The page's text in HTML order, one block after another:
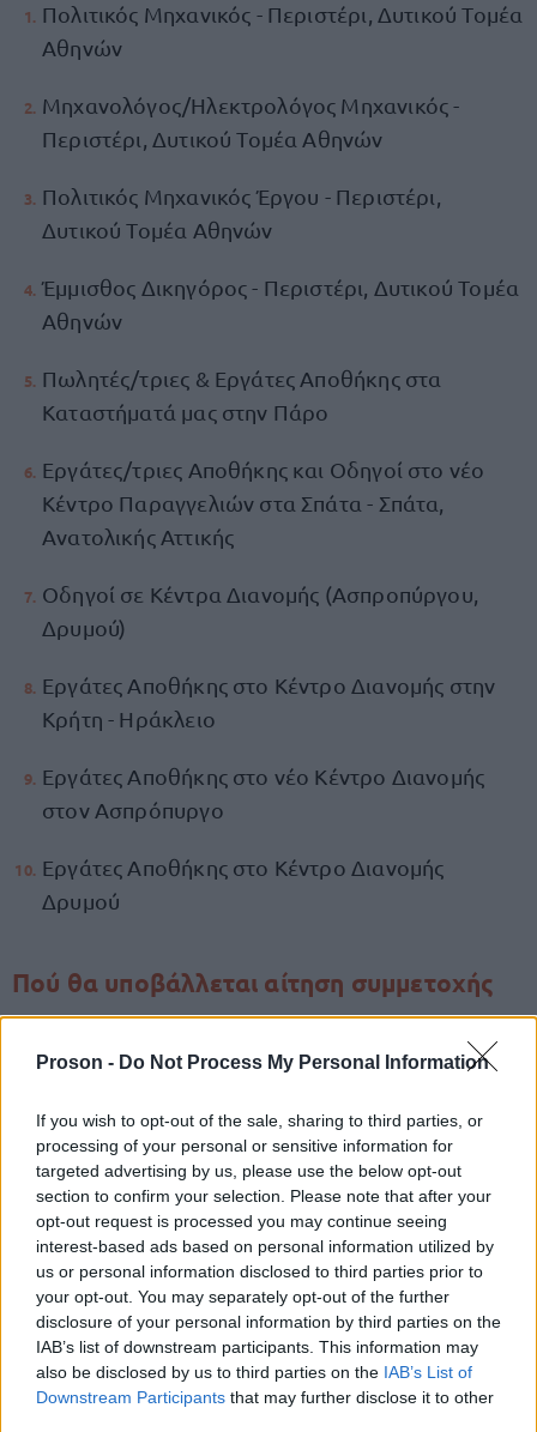
Proson - Do Not Process My Personal Information
If you wish to opt-out of the sale, sharing to third parties, or
processing of your personal or sensitive information for
targeted advertising by us, please use the below opt-out
section to confirm your selection. Please note that after your
opt-out request is processed you may continue seeing
interest-based ads based on personal information utilized by
us or personal information disclosed to third parties prior to
your opt-out. You may separately opt-out of the further
disclosure of your personal information by third parties on the
IAB’s list of downstream participants. This information may
also be disclosed by us to third parties on the IAB’s List of
Downstream Participants that may further disclose it to other
Πολιτικός Μηχανικός - Περιστέρι, Δυτικού Τομέα
Αθηνών
Μηχανολόγος/Ηλεκτρολόγος Μηχανικός -
Περιστέρι, Δυτικού Τομέα Αθηνών
Πολιτικός Μηχανικός Έργου - Περιστέρι,
Δυτικού Τομέα Αθηνών
Έμμισθος Δικηγόρος - Περιστέρι, Δυτικού Τομέα
Αθηνών
Πωλητές/τριες & Εργάτες Αποθήκης στα
Καταστήματά μας στην Πάρο
Εργάτες/τριες Αποθήκης και Οδηγοί στο νέο
Κέντρο Παραγγελιών στα Σπάτα - Σπάτα,
Ανατολικής Αττικής
Οδηγοί σε Κέντρα Διανομής (Ασπροπύργου,
Δρυμού)
Εργάτες Αποθήκης στο Κέντρο Διανομής στην
Κρήτη - Ηράκλειο
Εργάτες Αποθήκης στο νέο Κέντρο Διανομής
στον Ασπρόπυργο
Εργάτες Αποθήκης στο Κέντρο Διανομής
Δρυμού
Πού θα υποβάλλεται αίτηση συμμετοχής
εργασίας του proson.gr, μπορείτε να στείλετε
ΑΣΕΠ: Πιστοποίηση Αγγλικών σε
μόνο 2 ημέρες στα χέρια σας